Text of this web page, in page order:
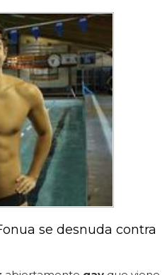
se desnuda contra